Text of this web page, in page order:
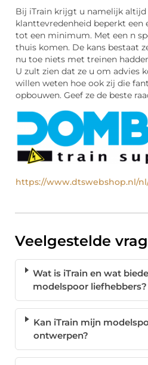
Bij iTrain krijgt u namelijk altijd
klanttevredenheid beperkt een
tot een minimum. Met een n
thuis komen. De kans bestaat
nu toe niets met treinen
U zult zien dat ze u om advies
willen weten hoe ook zij die
opbouwen. Geef ze de beste
https://www.dtswebshop.nl/
Veelgestelde
Wat is iTrain en wat
modelspoor liefhebbers?
Kan iTrain mijn
ontwerpen?